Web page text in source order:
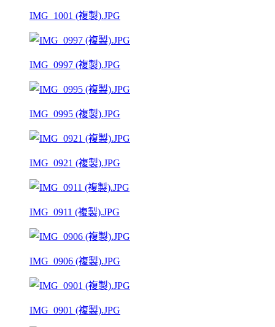
IMG_1001 (複製).JPG
IMG_0997 (複製).JPG
IMG_0995 (複製).JPG
IMG_0921 (複製).JPG
IMG_0911 (複製).JPG
IMG_0906 (複製).JPG
IMG_0901 (複製).JPG